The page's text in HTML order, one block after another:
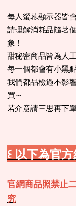
每人螢幕顯示器皆
請理解消耗品隨著
象！
甜秘密商品皆為人
每一個都會有小黑
我們都品檢過不影
買～
若介意請三思再下
꒰ 以下為官
官網商品照禁止
究